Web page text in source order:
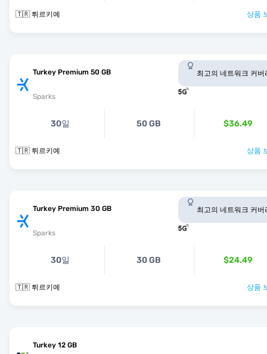
🇹🇷 튀르키예 상품
Turkey Premium 50 GB
Sparks
최고의 네트워크 커버
30일 50 GB $36.49
🇹🇷 튀르키예 상품
Turkey Premium 30 GB
Sparks
최고의 네트워크 커버
30일 30 GB $24.49
🇹🇷 튀르키예 상품
Turkey 12 GB